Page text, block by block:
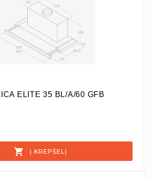
ELITE 35 BL/A/60 GFB
Į KREPŠELĮ